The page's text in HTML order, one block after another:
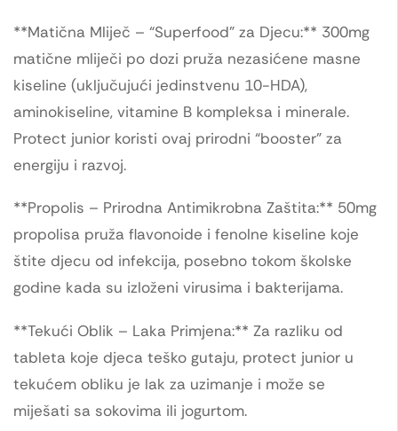
**Matična Mliječ – “Superfood” za Djecu:** 300mg
matične mliječi po dozi pruža nezasićene masne
kiseline (uključujući jedinstvenu 10-HDA),
aminokiseline, vitamine B kompleksa i minerale.
Protect junior koristi ovaj prirodni “booster” za
energiju i razvoj.
**Propolis – Prirodna Antimikrobna Zaštita:** 50mg
propolisa pruža flavonoide i fenolne kiseline koje
štite djecu od infekcija, posebno tokom školske
godine kada su izloženi virusima i bakterijama.
**Tekući Oblik – Laka Primjena:** Za razliku od
tableta koje djeca teško gutaju, protect junior u
tekućem obliku je lak za uzimanje i može se
miješati sa sokovima ili jogurtom.